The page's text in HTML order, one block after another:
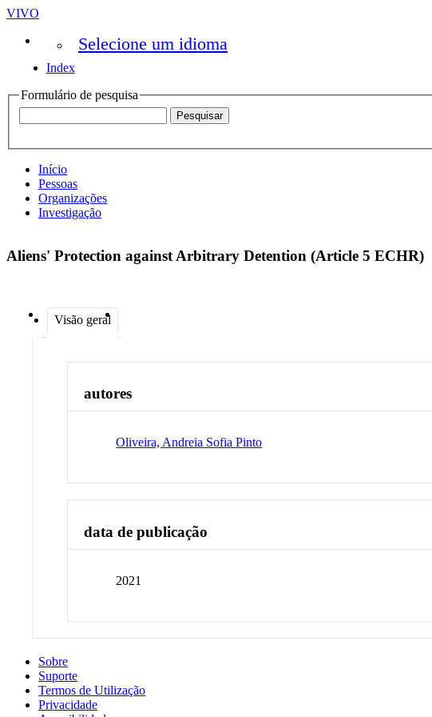
VIVO
Selecione um idioma
Index
Formulário de pesquisa
Início
Pessoas
Organizações
Investigação
Aliens' Protection against Arbitrary Detention (Article 5 ECHR)
Visão geral
autores
Oliveira, Andreia Sofia Pinto
data de publicação
2021
Sobre
Suporte
Termos de Utilização
Privacidade